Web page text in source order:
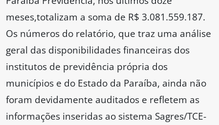
meses,totalizam a soma de R$ 3.081.559.187.
Os números do relatório, que traz uma análise
geral das disponibilidades financeiras dos
institutos de previdência própria dos
municípios e do Estado da Paraíba, ainda não
foram devidamente auditados e refletem as
informações inseridas ao sistema Sagres/TCE-